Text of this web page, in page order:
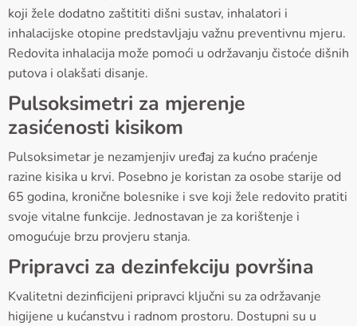
koji žele dodatno zaštititi dišni sustav, inhalatori i
inhalacijske otopine predstavljaju važnu preventivnu mjeru.
Redovita inhalacija može pomoći u održavanju čistoće dišnih
putova i olakšati disanje.
Pulsoksimetri za mjerenje
zasićenosti kisikom
Pulsoksimetar je nezamjenjiv uređaj za kućno praćenje
razine kisika u krvi. Posebno je koristan za osobe starije od
65 godina, kronične bolesnike i sve koji žele redovito pratiti
svoje vitalne funkcije. Jednostavan je za korištenje i
omogućuje brzu provjeru stanja.
Pripravci za dezinfekciju površina
Kvalitetni dezinficijeni pripravci ključni su za održavanje
higijene u kućanstvu i radnom prostoru. Dostupni su u